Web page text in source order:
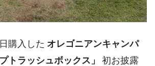
購入した オレゴニアンキャンパ
トラッシュボックス」
初お披露